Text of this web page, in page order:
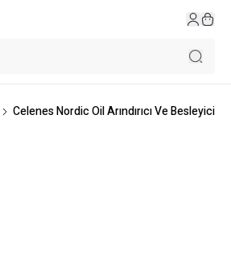
Celenes Nordic Oil Arındırıcı Ve Besleyici